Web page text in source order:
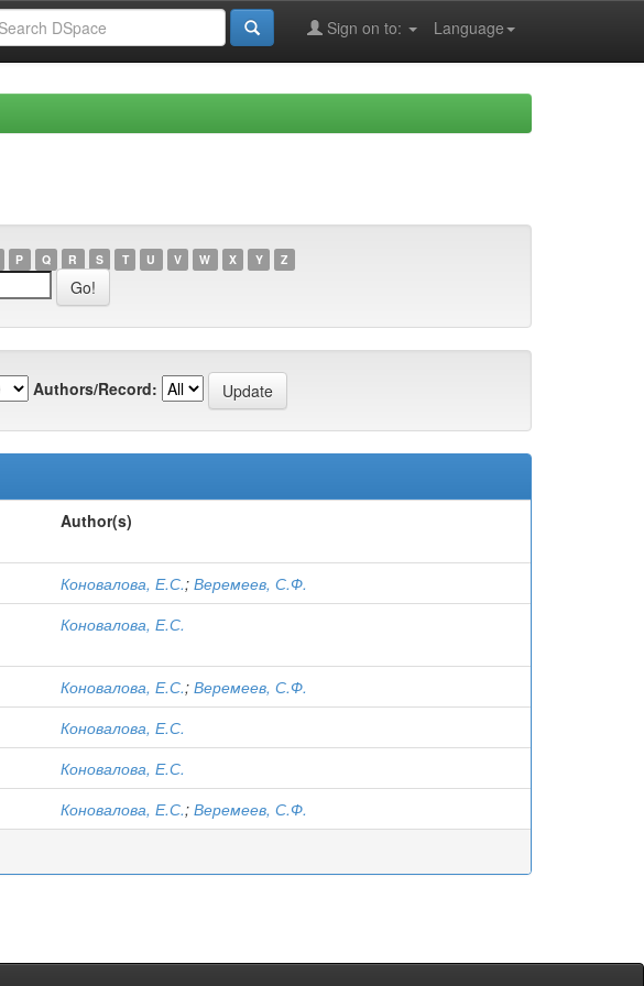
Language
Sign on to:
P Q R S T U V W X Y Z
Authors/Record:
Author(s)
Коновалова, Е.С.; Веремеев, С.Ф.
Коновалова, Е.С.
Коновалова, Е.С.; Веремеев, С.Ф.
Коновалова, Е.С.
Коновалова, Е.С.
Коновалова, Е.С.; Веремеев, С.Ф.